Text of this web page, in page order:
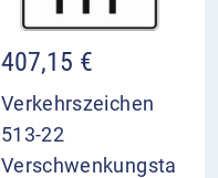
407,15 €
Verkehrszeichen
513-22
Verschwenkungsta